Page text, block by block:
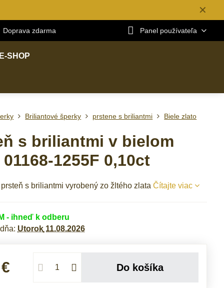
✕
Doprava zdarma Panel používateľa
SHOP
Briliantové šperky prstene s briliantmi Biele zlato
s briliantmi v bielom
1255F 0,10ct
s briliantmi vyrobený zo žltého zlataČítajte viac
- ihneď k odberu
Utorok 11.08.2026
Do košíka